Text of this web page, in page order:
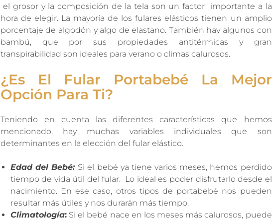
el grosor y la composición de la tela son un factor importante a la
hora de elegir. La mayoría de los fulares elásticos tienen un amplio
porcentaje de algodón y algo de elastano. También hay algunos con
bambú, que por sus propiedades antitérmicas y gran
transpirabilidad son ideales para verano o climas calurosos.
¿Es El Fular Portabebé La Mejor
Opción Para Ti?
Teniendo en cuenta las diferentes características que hemos
mencionado, hay muchas variables individuales que son
determinantes en la elección del fular elástico.
Edad del Bebé: Si el bebé ya tiene varios meses, hemos perdido
tiempo de vida útil del fular. Lo ideal es poder disfrutarlo desde el
nacimiento. En ese caso, otros tipos de portabebé nos pueden
resultar más útiles y nos durarán más tiempo.
Climatología:Si el bebé nace en los meses más calurosos, puede